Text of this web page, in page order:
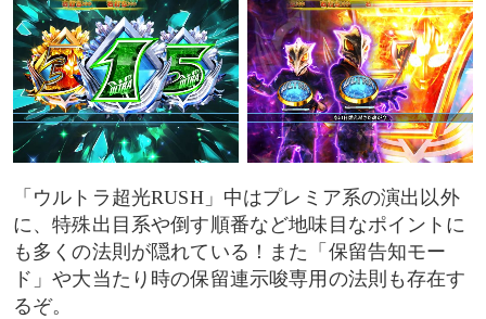
「ウルトラ超光RUSH」中はプレミア系の演出以外
に、特殊出目系や倒す順番など地味目なポイントに
も多くの法則が隠れている！また「保留告知モー
ド」や大当たり時の保留連示唆専用の法則も存在す
るぞ。